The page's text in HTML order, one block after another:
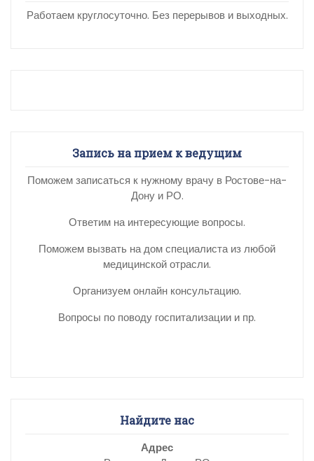
Работаем круглосуточно. Без перерывов и выходных.
Запись на прием к ведущим
Поможем записаться к нужному врачу в Ростове-на-
Дону и РО.
Ответим на интересующие вопросы.
Поможем вызвать на дом специалиста из любой
медицинской отрасли.
Организуем онлайн консультацию.
Вопросы по поводу госпитализации и пр.
Найдите нас
Адрес